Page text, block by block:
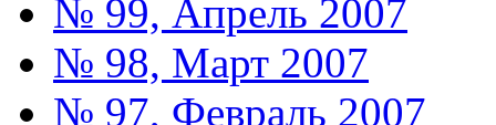
№ 99, Апрель 2007
№ 98, Март 2007
№ 97, Февраль 2007